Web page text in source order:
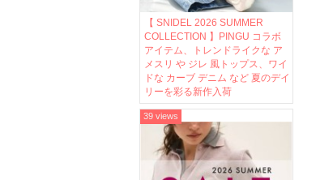
【 SNIDEL 2026 SUMMER
COLLECTION 】PINGU コラボ
アイテム、トレンドライクな ア
メスリ や ジレ 風トップス、ワイ
ドな カーブ デニム など 夏のデイ
リーを彩る新作入荷
39 views